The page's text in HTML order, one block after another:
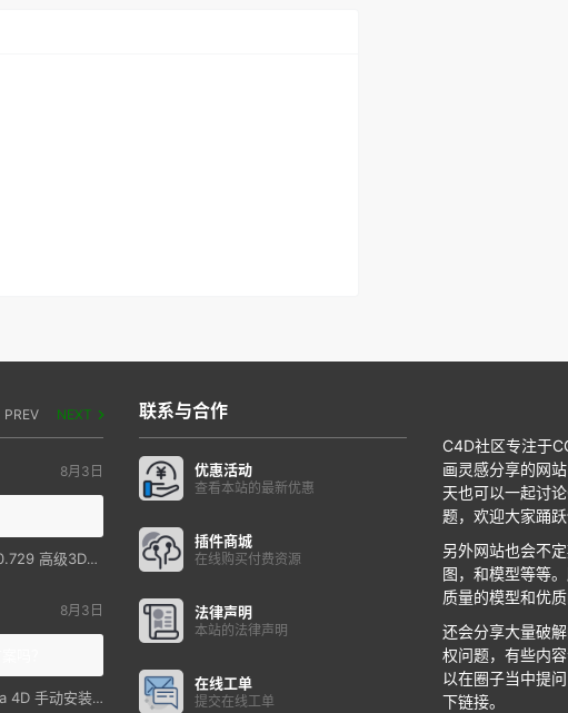
PREV NEXT
8月3日
级3D特效软件
8月3日
手动安装教程
联系与合作
优惠活动
查看本站的最新优惠
插件商城
在线购买付费资源
法律声明
本站的法律声明
在线工单
提交在线工单
C4D社区专注于
画灵感分享的网
天也可以一起讨
题，欢迎大家踊跃
另外网站也会不
图，和模型等等
质量的模型和优质
还会分享大量破
权问题，有些内
以在圈子当中提
下链接。